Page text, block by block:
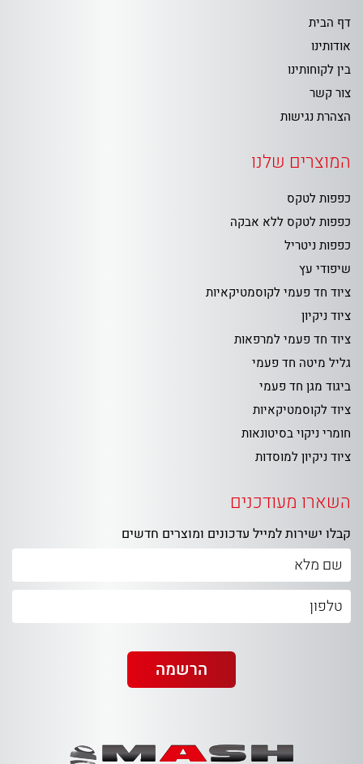
דף הבית
אודותינו
בין לקוחותינו
צור קשר
הצהרת נגישות
המוצרים שלנו
כפפות לטקס
כפפות לטקס ללא אבקה
כפפות ניטריל
שיפודי עץ
ציוד חד פעמי לקוסמטיקאיות
ציוד ניקיון
ציוד חד פעמי למרפאות
גליל מיטה חד פעמי
ביגוד מגן חד פעמי
ציוד לקוסמטיקאיות
חומרי ניקוי בסיטונאות
ציוד ניקיון למוסדות
השארו מעודכנים
קבלו ישירות למייל עדכונים ומוצרים חדשים